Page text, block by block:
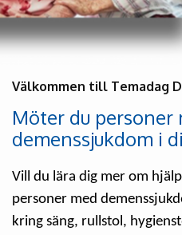
Välkommen till Temadag
Möter du personer
demenssjukdom i
Vill du lära dig mer om
personer med
kring säng, rullstol,